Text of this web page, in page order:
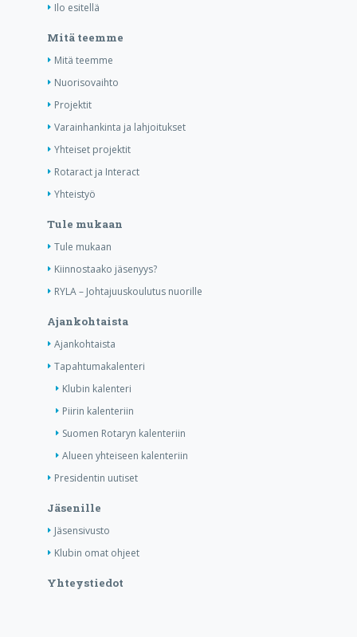
Ilo esitellä
Mitä teemme
Mitä teemme
Nuorisovaihto
Projektit
Varainhankinta ja lahjoitukset
Yhteiset projektit
Rotaract ja Interact
Yhteistyö
Tule mukaan
Tule mukaan
Kiinnostaako jäsenyys?
RYLA – Johtajuuskoulutus nuorille
Ajankohtaista
Ajankohtaista
Tapahtumakalenteri
Klubin kalenteri
Piirin kalenteriin
Suomen Rotaryn kalenteriin
Alueen yhteiseen kalenteriin
Presidentin uutiset
Jäsenille
Jäsensivusto
Klubin omat ohjeet
Yhteystiedot